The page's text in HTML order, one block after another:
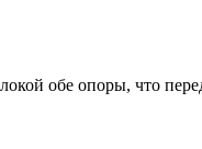
обе опоры, что